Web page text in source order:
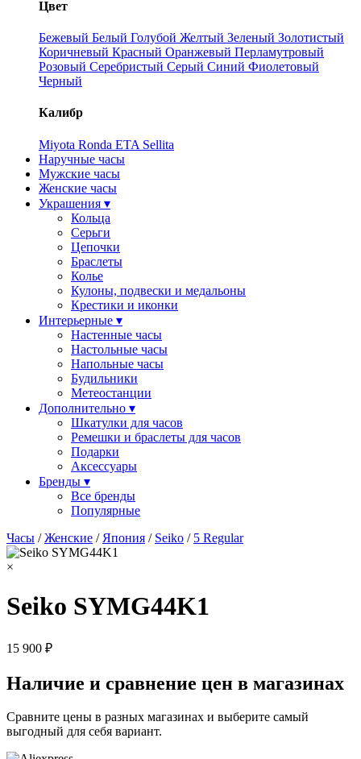
Цвет
Бежевый Белый Голубой Желтый Зеленый Золотистый
Коричневый Красный Оранжевый Перламутровый
Розовый Серебристый Серый Синий Фиолетовый
Черный
Калибр
Miyota Ronda ETA Sellita
Наручные часы
Мужские часы
Женские часы
Украшения ▾
Кольца
Серьги
Цепочки
Браслеты
Колье
Кулоны, подвески и медальоны
Крестики и иконки
Интерьерные ▾
Настенные часы
Настольные часы
Напольные часы
Будильники
Метеостанции
Дополнительно ▾
Шкатулки для часов
Ремешки и браслеты для часов
Подарки
Аксессуары
Бренды ▾
Все бренды
Популярные
Часы /Женские / Япония / Seiko / 5 Regular
×
Seiko SYMG44K1
15 900 ₽
Наличие и сравнение цен в магазинах
Сравните цены в разных магазинах и выберите самый
выгодный для себя вариант.